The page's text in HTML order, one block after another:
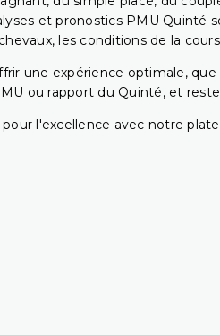
et pronostics PMU Quinté
chevaux, les conditions de la
une expérience optimale,
ou rapport du Quinté, et
l'excellence avec notre